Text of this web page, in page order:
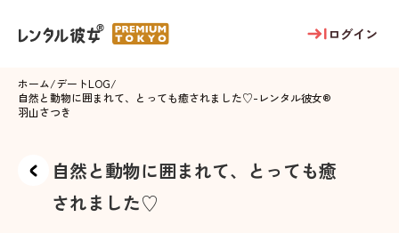
ログイン
ホーム/デートLOG/
自然と動物に囲まれて、とっても癒されました♡-レンタル彼女®
羽山さつき
自然と動物に囲まれて、とっても癒
されました♡